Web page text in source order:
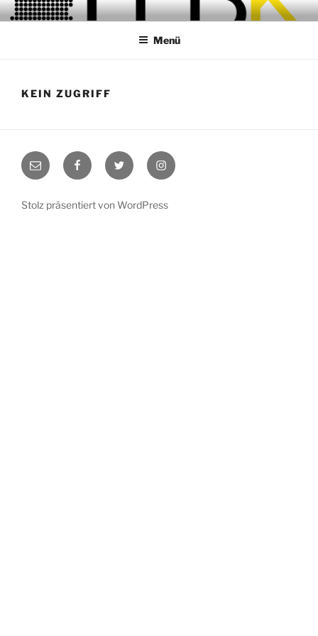
Zum
InhaltLANDESELTERNBEIRATS
KINDERTAGESBETREUUNG
Menü
KEIN ZUGRIFF
info@lebk-
bw.de
FacebookTwitter Instagram
Stolz präsentiert von WordPress